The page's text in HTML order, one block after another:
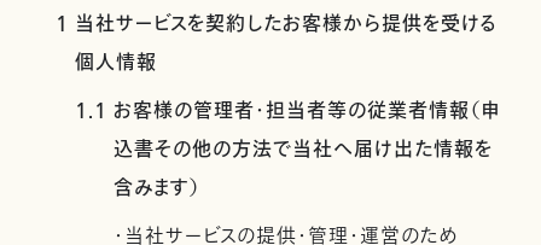
1 当社サービスを契約したお客様から提供を受ける
個人情報
1.1 お客様の管理者・担当者等の従業者情報（申
込書その他の方法で当社へ届け出た情報を
含みます）
・当社サービスの提供・管理・運営のため